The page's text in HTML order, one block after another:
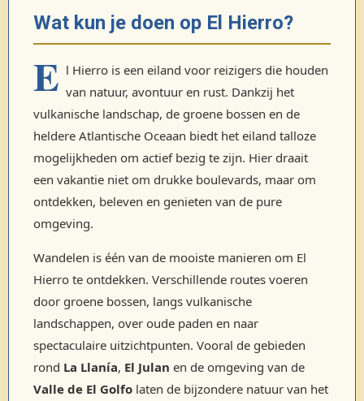
Wat kun je doen op El Hierro?
E l Hierro is een eiland voor reizigers die houden
van natuur, avontuur en rust. Dankzij het
vulkanische landschap, de groene bossen en de
heldere Atlantische Oceaan biedt het eiland talloze
mogelijkheden om actief bezig te zijn. Hier draait
een vakantie niet om drukke boulevards, maar om
ontdekken, beleven en genieten van de pure
omgeving.
Wandelen is één van de mooiste manieren om El
Hierro te ontdekken. Verschillende routes voeren
door groene bossen, langs vulkanische
landschappen, over oude paden en naar
spectaculaire uitzichtpunten. Vooral de gebieden
rond La Llanía, El Julan en de omgeving van de
Valle de El Golfo laten de bijzondere natuur van het